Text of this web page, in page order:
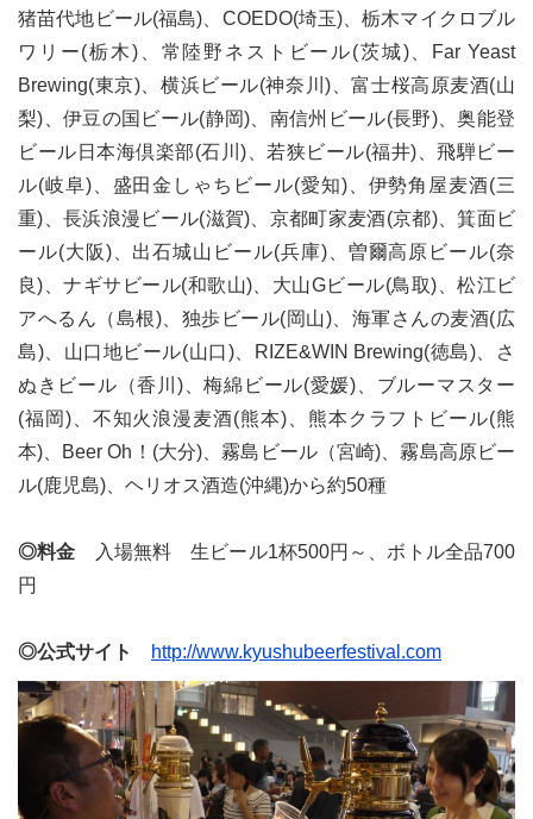
猪苗代地ビール(福島)、COEDO(埼玉)、栃木マイクロブル
ワリー(栃木)、常陸野ネストビール(茨城)、Far Yeast
Brewing(東京)、横浜ビール(神奈川)、富士桜高原麦酒(山
梨)、伊豆の国ビール(静岡)、南信州ビール(長野)、奥能登
ビール日本海倶楽部(石川)、若狭ビール(福井)、飛騨ビー
ル(岐阜)、盛田金しゃちビール(愛知)、伊勢角屋麦酒(三
重)、長浜浪漫ビール(滋賀)、京都町家麦酒(京都)、箕面ビ
ール(大阪)、出石城山ビール(兵庫)、曽爾高原ビール(奈
良)、ナギサビール(和歌山)、大山Gビール(鳥取)、松江ビ
アへるん（島根)、独歩ビール(岡山)、海軍さんの麦酒(広
島)、山口地ビール(山口)、RIZE&WIN Brewing(徳島)、さ
ぬきビール（香川)、梅綿ビール(愛媛)、ブルーマスター
(福岡)、不知火浪漫麦酒(熊本)、熊本クラフトビール(熊
本)、Beer Oh！(大分)、霧島ビール（宮崎)、霧島高原ビー
ル(鹿児島)、ヘリオス酒造(沖縄)から約50種
◎料金 入場無料 生ビール1杯500円～、ボトル全品700
円
◎公式サイト http://www.kyushubeerfestival.com